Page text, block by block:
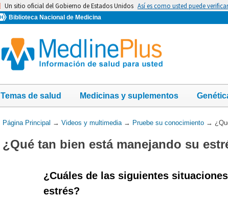
Un sitio oficial del Gobierno de Estados Unidos Así es como usted puede
Biblioteca Nacional de Medicina
Temas de salud Medicinas y suplementos
Usted
aquí:
Página Principal → Videos y multimedia→ Pruebe su conocimiento→
¿Qué tan bien está manejando su
¿Cuáles de las siguientes
estrés?